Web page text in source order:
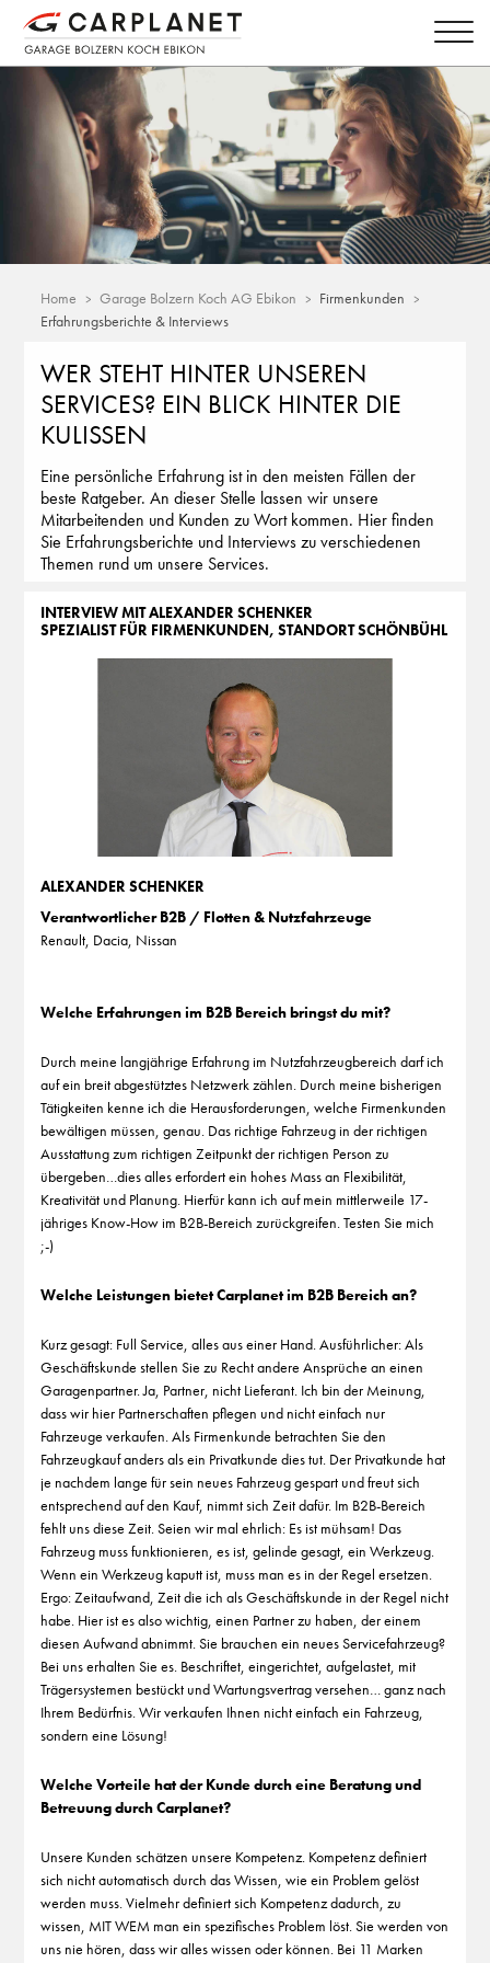
Home Garage Bolzern Koch AG Ebikon
Firmenkunden
Erfahrungsberichte & Interviews
WER STEHT HINTER UNSEREN
SERVICES? EIN BLICK HINTER DIE
KULISSEN
Eine persönliche Erfahrung ist in den meisten Fällen der
beste Ratgeber. An dieser Stelle lassen wir unsere
Mitarbeitenden und Kunden zu Wort kommen. Hier finden
Sie Erfahrungsberichte und Interviews zu verschiedenen
Themen rund um unsere Services.
INTERVIEW MIT ALEXANDER SCHENKER
SPEZIALIST FÜR FIRMENKUNDEN, STANDORT SCHÖNBÜHL
ALEXANDER SCHENKER
Verantwortlicher B2B / Flotten & Nutzfahrzeuge
Renault, Dacia, Nissan
Welche Erfahrungen im B2B Bereich bringst du mit?
Durch meine langjährige Erfahrung im Nutzfahrzeugbereich darf ich
auf ein breit abgestütztes Netzwerk zählen. Durch meine bisherigen
Tätigkeiten kenne ich die Herausforderungen, welche Firmenkunden
bewältigen müssen, genau. Das richtige Fahrzeug in der richtigen
Ausstattung zum richtigen Zeitpunkt der richtigen Person zu
übergeben…dies alles erfordert ein hohes Mass an Flexibilität,
Kreativität und Planung. Hierfür kann ich auf mein mittlerweile 17-
jähriges Know-How im B2B-Bereich zurückgreifen. Testen Sie mich
;-)
Welche Leistungen bietet Carplanet im B2B Bereich an?
Kurz gesagt: Full Service, alles aus einer Hand. Ausführlicher: Als
Geschäftskunde stellen Sie zu Recht andere Ansprüche an einen
Garagenpartner. Ja, Partner, nicht Lieferant. Ich bin der Meinung,
dass wir hier Partnerschaften pflegen und nicht einfach nur
Fahrzeuge verkaufen. Als Firmenkunde betrachten Sie den
Fahrzeugkauf anders als ein Privatkunde dies tut. Der Privatkunde hat
je nachdem lange für sein neues Fahrzeug gespart und freut sich
entsprechend auf den Kauf, nimmt sich Zeit dafür. Im B2B-Bereich
fehlt uns diese Zeit. Seien wir mal ehrlich: Es ist mühsam! Das
Fahrzeug muss funktionieren, es ist, gelinde gesagt, ein Werkzeug.
Wenn ein Werkzeug kaputt ist, muss man es in der Regel ersetzen.
Ergo: Zeitaufwand, Zeit die ich als Geschäftskunde in der Regel nicht
habe. Hier ist es also wichtig, einen Partner zu haben, der einem
diesen Aufwand abnimmt. Sie brauchen ein neues Servicefahrzeug?
Bei uns erhalten Sie es. Beschriftet, eingerichtet, aufgelastet, mit
Trägersystemen bestückt und Wartungsvertrag versehen… ganz nach
Ihrem Bedürfnis. Wir verkaufen Ihnen nicht einfach ein Fahrzeug,
sondern eine Lösung!
Welche Vorteile hat der Kunde durch eine Beratung und
Betreuung durch Carplanet?
Unsere Kunden schätzen unsere Kompetenz. Kompetenz definiert
sich nicht automatisch durch das Wissen, wie ein Problem gelöst
werden muss. Vielmehr definiert sich Kompetenz dadurch, zu
wissen, MIT WEM man ein spezifisches Problem löst. Sie werden von
uns nie hören, dass wir alles wissen oder können. Bei 11 Marken